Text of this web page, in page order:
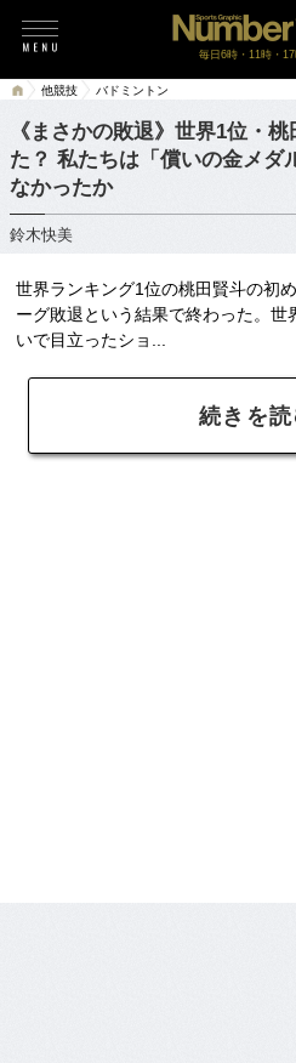
毎日6時・11時・
他競技 バドミントン
《まさかの敗退》世界1位・
た？ 私たちは「償いの金メダ
なかったか
鈴木快美
世界ランキング1位の桃田賢斗の初
ーグ敗退という結果で終わった。
いで目立ったショ...
続きを